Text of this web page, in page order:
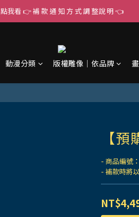
點我看 👉 補 款 通 知 方 式 調 整說 明 👈
動漫分類 版權雕像｜依品牌
【
- 商品編號
- 補款時將